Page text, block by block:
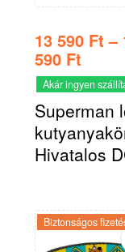
13 590 Ft –
590 Ft
Akár ingyen
Superman
Hivatalos
Biztonságos